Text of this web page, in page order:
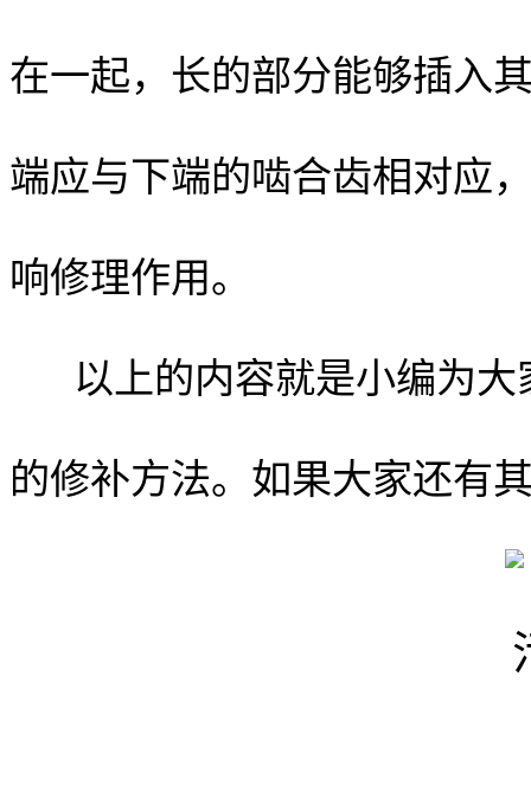
在一起，长的部分能够插入
端应与下端的啮合齿相对应
响修理作用。
以上的内容就是小编为
的修补方法。如果大家还有